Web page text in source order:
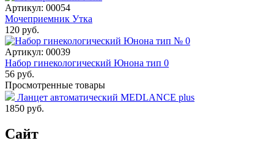
Артикул: 00054
Мочеприемник Утка
120 руб.
Артикул: 00039
Набор гинекологический Юнона тип 0
56 руб.
Просмотренные товары
Ланцет автоматический MEDLANCE plus
1850 руб.
Сайт